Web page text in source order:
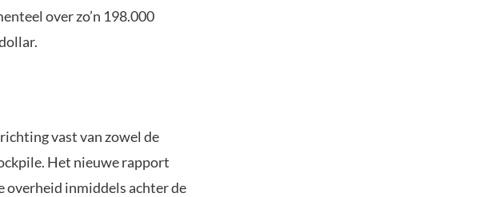
over zo’n 198.000
vast van zowel de
Het nieuwe rapport
overheid inmiddels achter de